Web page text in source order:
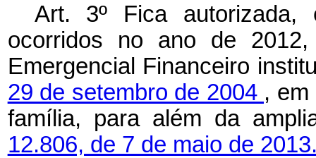
Art. 3º Fica autorizada,
ocorridos no ano de
Emergencial Financeiro
29 de setembro de 2004 ,
família, para além da
12.806, de 7 de maio de